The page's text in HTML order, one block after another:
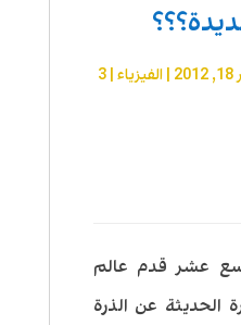
الفيزياء|
3
عشر قدم عالم
الحديثة عن الذرة